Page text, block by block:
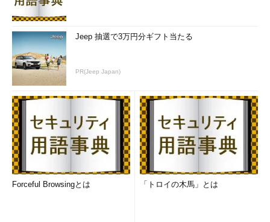
Jeep 抽選で3万円分ギフト当たる
PR(Jeep Japan)
Forceful Browsingとは 「トロイの木馬」とは